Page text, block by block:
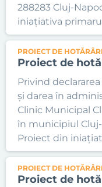
288283 Cluj-
iniațiativa
PROIECT DE
Proiect de
Privind
și darea în
Clinic Municipal
în municipiul Cluj-
Proiect din
PROIECT DE
Proiect de